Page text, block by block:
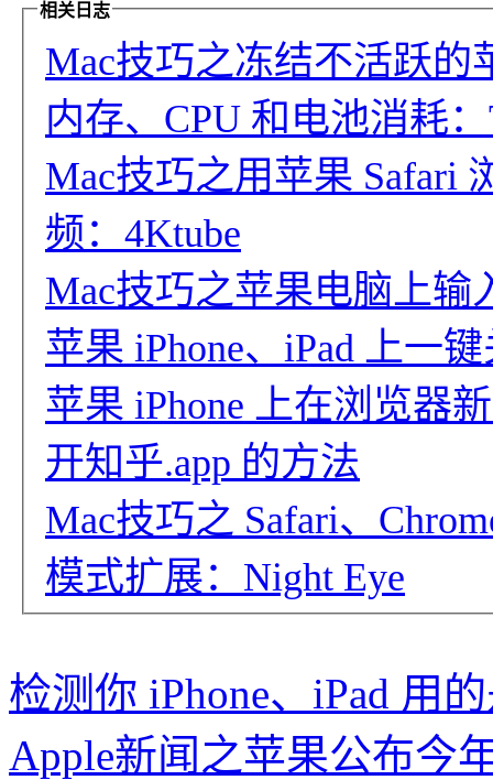
相关日志
Mac技巧之冻结不活跃的
内存、CPU 和电池消耗：
Mac技巧之用苹果 Safari
频：4Ktube
Mac技巧之苹果电脑上输
苹果 iPhone、iPad 上一
苹果 iPhone 上在浏览器
开知乎.app 的方法
Mac技巧之 Safari、
模式扩展：Night Eye
检测你 iPhone、iPad 用
Apple新闻之苹果公布今